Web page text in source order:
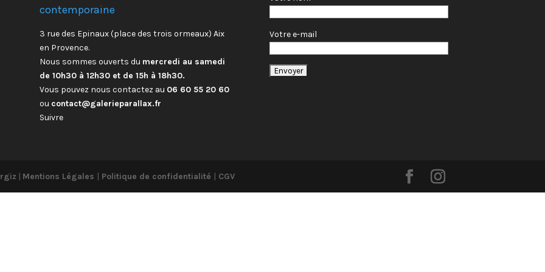
contemporaine
3 rue des Epinaux (place des trois ormeaux) Aix
en Provence.
Nous sommes ouverts du mercredi au samedi
de 10h30 à 12h30 et de 15h à 18h30.
Vous pouvez nous contactez au 06 60 55 20 60
ou contact@galerieparallax.fr
Suivre
Votre e-mail
| Mentions Légales | Politique de confidentialité | CGV